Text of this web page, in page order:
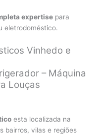
expertise para
eletrodoméstico.
Vinhedo e
– Máquina
Louças
esta localizada na
bairros, vilas e regiões